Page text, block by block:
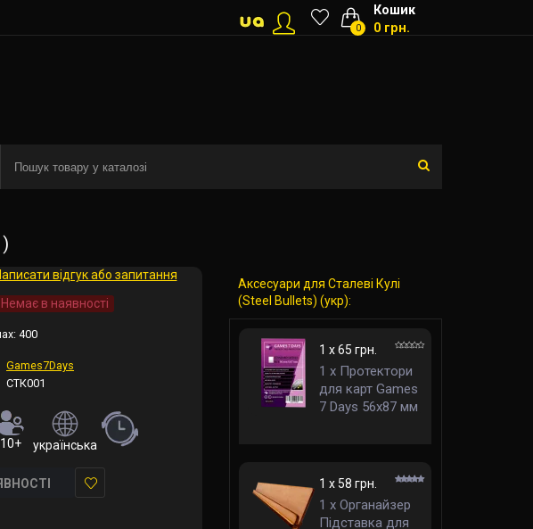
Кошик
0 0 грн.
відгук або запитання
Немає в наявності
400
Games7Days
СТК001
10+ українська
Аксесуари для Сталеві Кулі
(Steel Bullets) (укр):
1 x 65 грн.
1 x Протектори
для карт Games
7 Days 56x87 мм
1 x 58 грн.
1 x Органайзер
Підставка для